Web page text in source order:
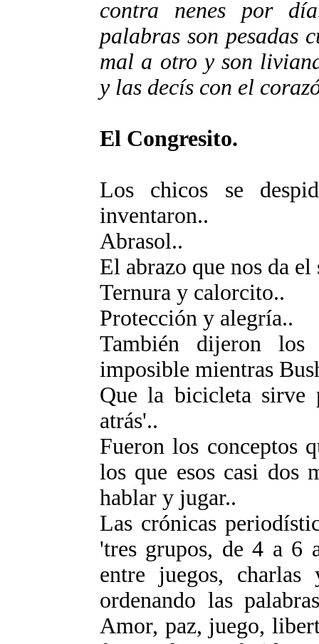
contra nenes por
palabras son pesadas
mal a otro y son
y las decís con el
El Congresito.
Los chicos se
inventaron..
Abrasol..
El abrazo que nos da el
Ternura y calorcito..
Protección y alegría..
También dijeron
imposible mientras
Que la bicicleta sirve
atrás'..
Fueron los conceptos
los que esos casi dos
hablar y jugar..
Las crónicas
'tres grupos, de 4 a 6
entre juegos,
ordenando las
Amor, paz, juego,